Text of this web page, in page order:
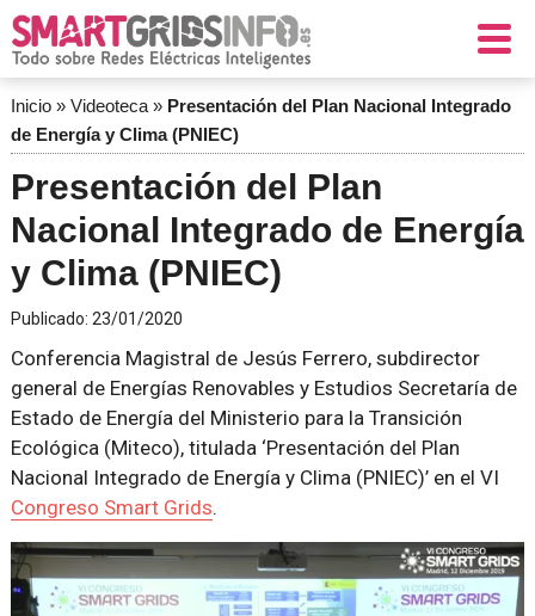
Inicio» Videoteca» Presentación del Plan Nacional Integrado
de Energía y Clima (PNIEC)
Presentación del Plan
Nacional Integrado de Energía
y Clima (PNIEC)
Publicado: 23/01/2020
Conferencia Magistral de Jesús Ferrero, subdirector
general de Energías Renovables y Estudios Secretaría de
Estado de Energía del Ministerio para la Transición
Ecológica (Miteco), titulada ‘Presentación del Plan
Nacional Integrado de Energía y Clima (PNIEC)’ en el VI
Congreso Smart Grids.